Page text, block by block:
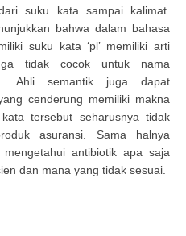
suku kata sampai kalimat.
bahwa dalam bahasa
suku kata ‘pl’ memiliki arti
tidak cocok untuk nama
Ahli semantik juga dapat
cenderung memiliki makna
tersebut seharusnya tidak
asuransi. Sama halnya
antibiotik apa saja
dan mana yang tidak sesuai.